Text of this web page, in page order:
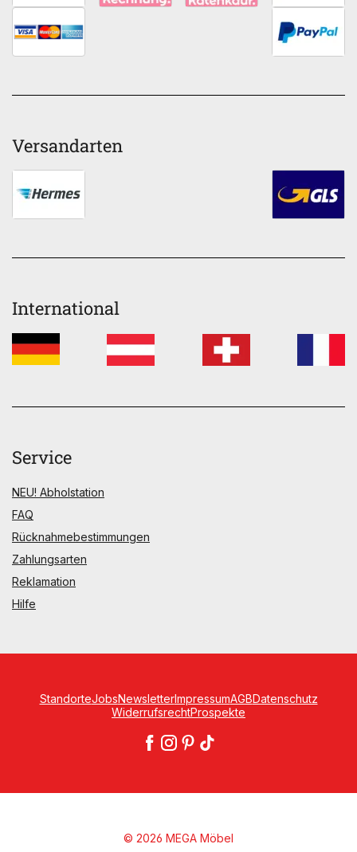
Versandarten
International
Service
NEU! Abholstation
FAQ
Rücknahmebestimmungen
Zahlungsarten
Reklamation
Hilfe
StandorteJobsNewsletterImpressumAGBDatenschutz
WiderrufsrechtProspekte
© 2026 MEGA Möbel